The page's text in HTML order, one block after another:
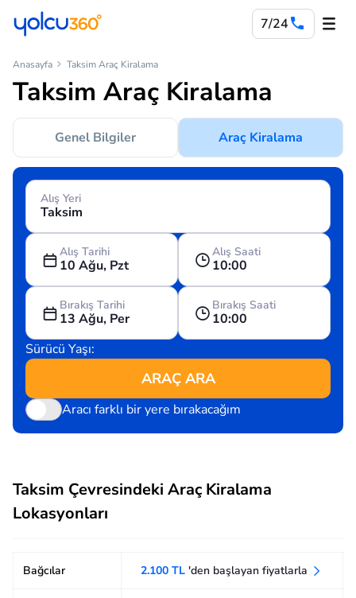
7/24
Anasayfa Taksim Araç Kiralama
Taksim Araç Kiralama
Genel Bilgiler Araç Kiralama
Alış Yeri
Alış Tarihi
10 Ağu, Pzt
Alış Saati
10:00
Bırakış Tarihi
13 Ağu, Per
Bırakış Saati
10:00
Sürücü Yaşı:
ARAÇ ARA
Aracı farklı bir yere bırakacağım
Taksim Çevresindeki Araç Kiralama
Lokasyonları
Bağcılar 2.100 TL 'den başlayan fiyatlarla